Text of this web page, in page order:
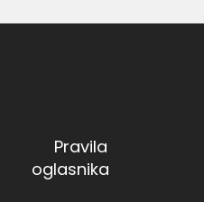
Pravila
oglasnika